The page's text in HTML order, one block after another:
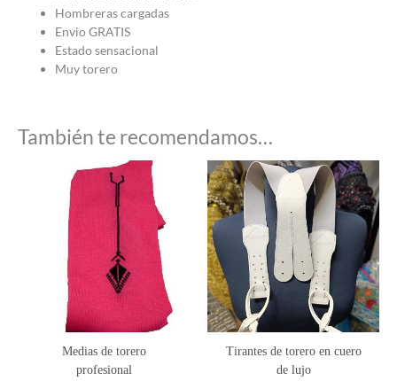
Hombreras cargadas
Envio GRATIS
Estado sensacional
Muy torero
También te recomendamos…
Medias de torero
profesional
Tirantes de torero en cuero
de lujo